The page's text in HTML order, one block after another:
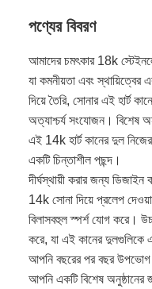
পণ্যের বিবরণ
আমাদের চমৎকার 18k
যা কমনীয়তা এবং স্থায়িত্বের
দিয়ে তৈরি, সোনার এই হার্ট
অত্যাশ্চর্য সংযোজন। বিশেষ
এই 14k হার্ট কানের দুল
একটি চিন্তাশীল পছন্দ।
দীর্ঘস্থায়ী করার জন্য
14k সোনা দিয়ে প্রলেপ
বিলাসবহুল স্পর্শ যোগ করে।
করে, যা এই কানের দুলগুলিকে
আপনি বছরের পর বছর উপভোগ
আপনি একটি বিশেষ অনুষ্ঠানের